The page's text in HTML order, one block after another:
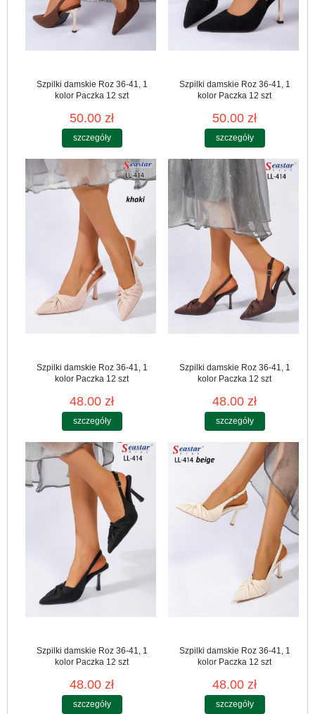
Szpilki damskie Roz 36-41, 1
kolor Paczka 12 szt
50.00 zł
szczegóły
Szpilki damskie Roz 36-41, 1
kolor Paczka 12 szt
50.00 zł
szczegóły
Szpilki damskie Roz 36-41, 1
kolor Paczka 12 szt
48.00 zł
szczegóły
Szpilki damskie Roz 36-41, 1
kolor Paczka 12 szt
48.00 zł
szczegóły
Szpilki damskie Roz 36-41, 1
kolor Paczka 12 szt
48.00 zł
szczegóły
Szpilki damskie Roz 36-41, 1
kolor Paczka 12 szt
48.00 zł
szczegóły